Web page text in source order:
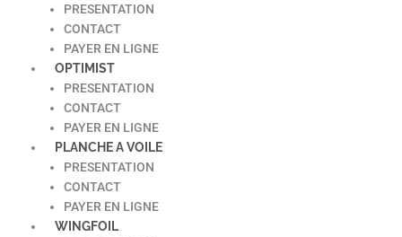
PRESENTATION
CONTACT
PAYER EN LIGNE
OPTIMIST
PRESENTATION
CONTACT
PAYER EN LIGNE
PLANCHE A VOILE
PRESENTATION
CONTACT
PAYER EN LIGNE
WINGFOIL